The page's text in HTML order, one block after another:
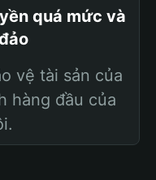
quá mức và
vệ tài sản của
hàng đầu của